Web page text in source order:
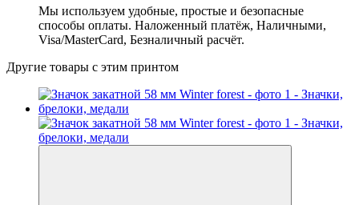
Мы используем удобные, простые и безопасные
способы оплаты. Наложенный платёж, Наличными,
Visa/MasterCard, Безналичный расчёт.
Другие товары с этим принтом